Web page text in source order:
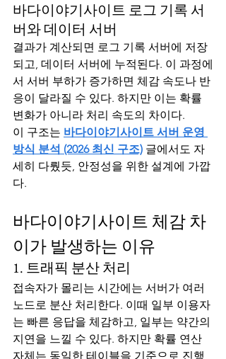
바다이야기사이트 로그 기록 서
버와 데이터 서버
결과가 계산되면 로그 기록 서버에 저장
되고, 데이터 서버에 누적된다. 이 과정에
서 서버 부하가 증가하면 체감 속도나 반
응이 달라질 수 있다. 하지만 이는 확률
변화가 아니라 처리 속도의 차이다.
이 구조는 바다이야기사이트 서버 운영
방식 분석 (2026 최신 구조) 글에서도 자
세히 다뤘듯, 안정성을 위한 설계에 가깝
다.
바다이야기사이트 체감 차
이가 발생하는 이유
1. 트래픽 분산 처리
접속자가 몰리는 시간에는 서버가 여러
노드로 분산 처리한다. 이때 일부 이용자
는 빠른 응답을 체감하고, 일부는 약간의
지연을 느낄 수 있다. 하지만 확률 연산
자체는 동일한 테이블을 기준으로 진행